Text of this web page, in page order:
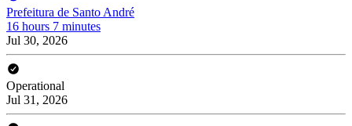
Prefeitura de Santo André
16 hours 7 minutes
Jul 30, 2026
Operational
Jul 31, 2026